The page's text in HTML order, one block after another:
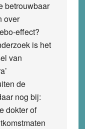
betrouwbaar
over
effect?
is het
van
de
nog bij:
dokter of